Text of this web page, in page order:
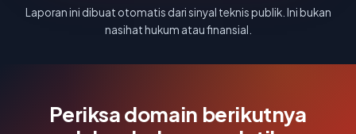
Laporan ini dibuat otomatis dari sinyal teknis publik. Ini bukan
nasihat hukum atau finansial.
Periksa domain berikutnya